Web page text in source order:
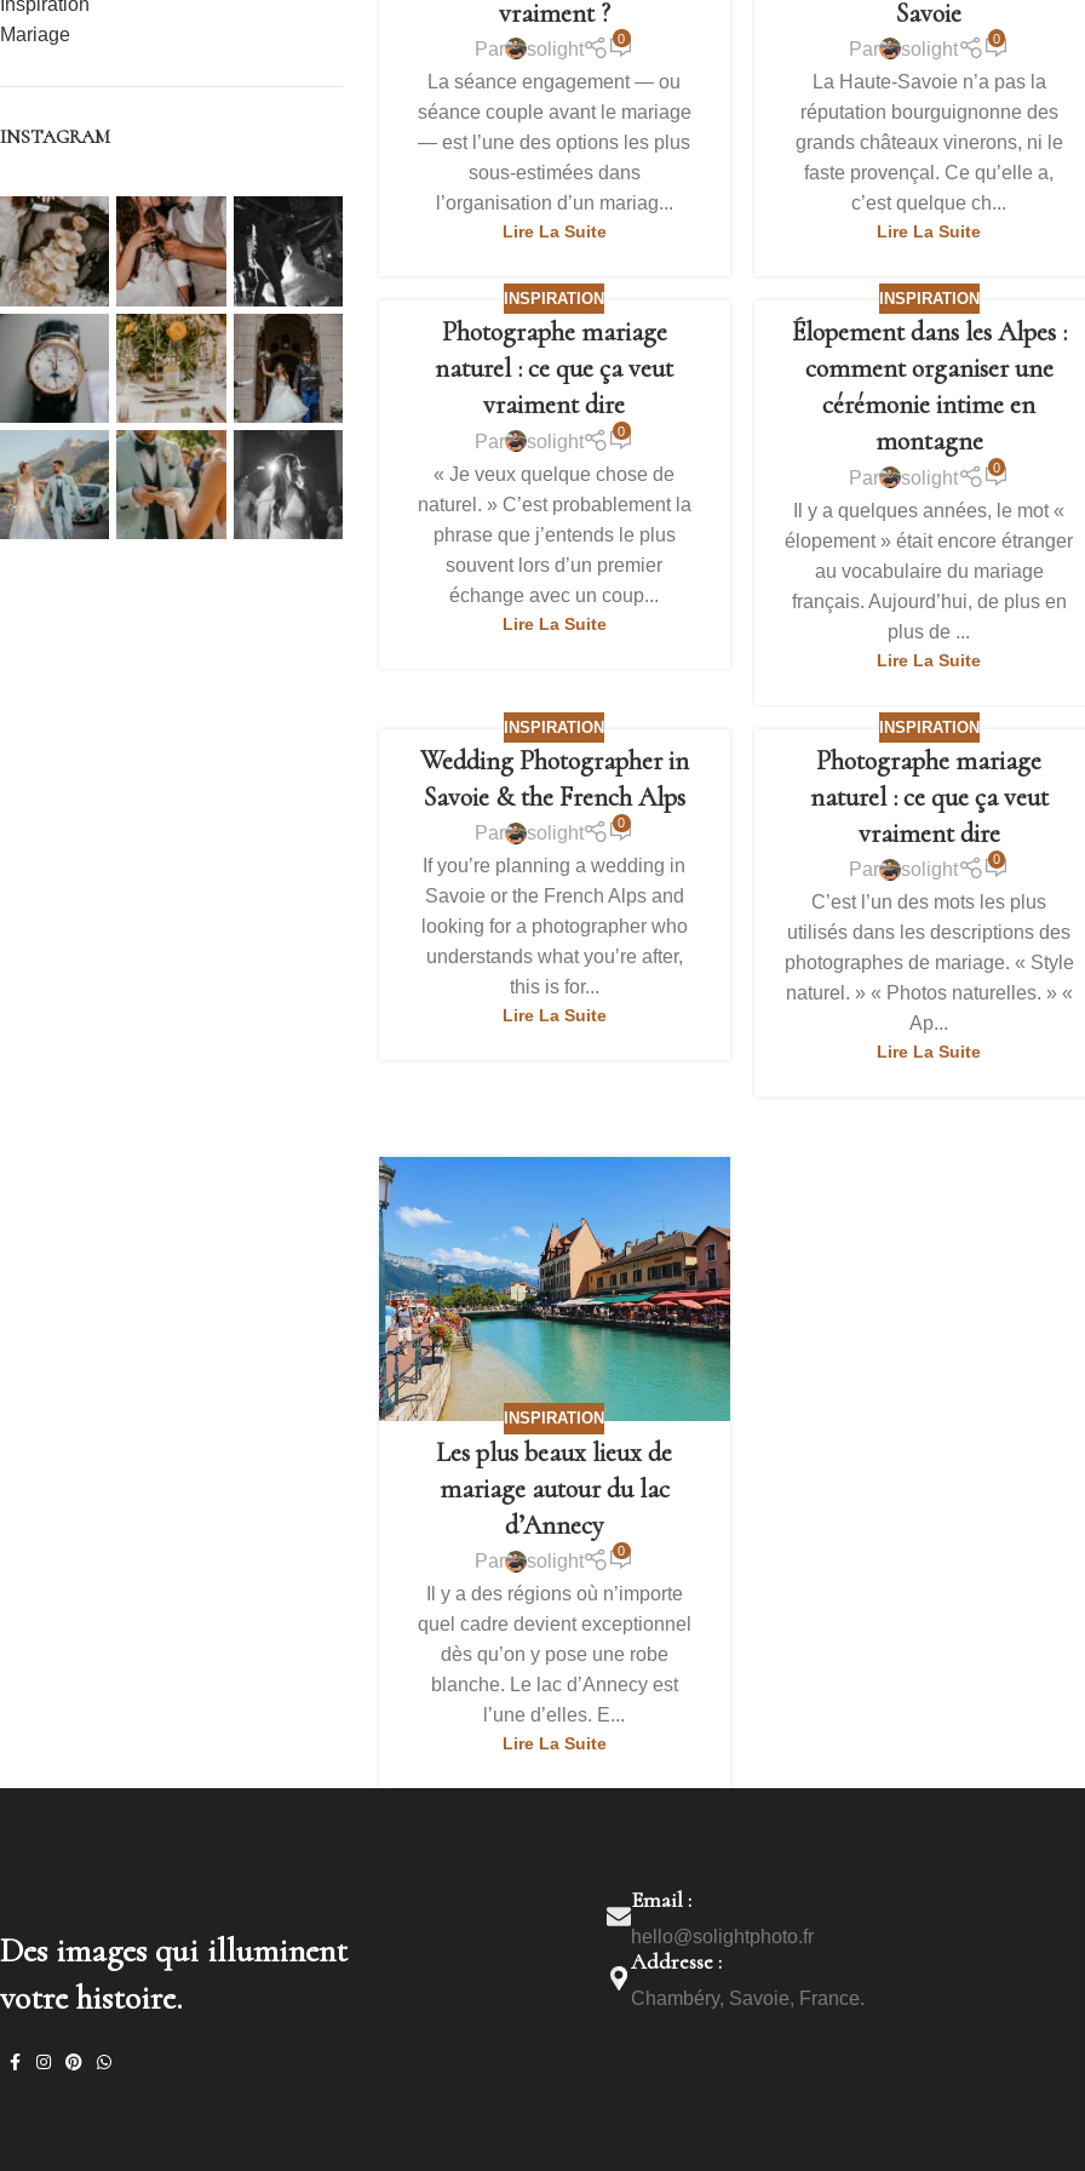
Inspiration
Mariage
INSTAGRAM
vraiment ?
Par solight
0
La séance engagement — ou
séance couple avant le mariage
— est l’une des options les plus
sous-estimées dans
l’organisation d’un mariag...
Lire La Suite
Savoie
Par solight
0
La Haute-Savoie n’a pas la
réputation bourguignonne des
grands châteaux vinerons, ni le
faste provençal. Ce qu’elle a,
c’est quelque ch...
Lire La Suite
INSPIRATION
Photographe mariage
naturel : ce que ça veut
vraiment dire
Par solight
0
« Je veux quelque chose de
naturel. » C’est probablement la
phrase que j’entends le plus
souvent lors d’un premier
échange avec un coup...
Lire La Suite
INSPIRATION
Élopement dans les Alpes :
comment organiser une
cérémonie intime en
montagne
Par solight
0
Il y a quelques années, le mot «
élopement » était encore étranger
au vocabulaire du mariage
français. Aujourd’hui, de plus en
plus de ...
Lire La Suite
INSPIRATION
Wedding Photographer in
Savoie & the French Alps
Par solight
0
If you’re planning a wedding in
Savoie or the French Alps and
looking for a photographer who
understands what you’re after,
this is for...
Lire La Suite
INSPIRATION
Photographe mariage
naturel : ce que ça veut
vraiment dire
Par solight
0
C’est l’un des mots les plus
utilisés dans les descriptions des
photographes de mariage. « Style
naturel. » « Photos naturelles. » «
Ap...
Lire La Suite
INSPIRATION
Les plus beaux lieux de
mariage autour du lac
d’Annecy
Par solight
0
Il y a des régions où n’importe
quel cadre devient exceptionnel
dès qu’on y pose une robe
blanche. Le lac d’Annecy est
l’une d’elles. E...
Lire La Suite
Des images qui illuminent
votre histoire.
Email :
hello@solightphoto.fr
Addresse :
Chambéry, Savoie, France.